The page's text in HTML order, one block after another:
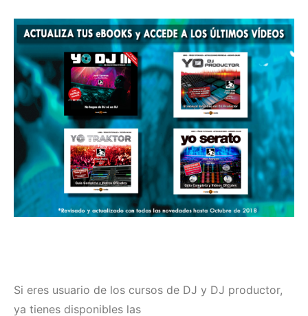
Si eres usuario de los cursos de DJ y DJ productor,
ya tienes disponibles las